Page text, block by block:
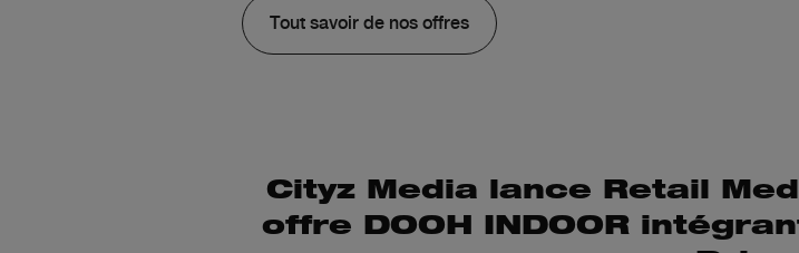
Tout savoir de nos offres
Cityz Media lance Retail
offre DOOH INDOOR